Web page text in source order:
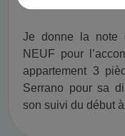
Je donne la note
NEUF pour
appartement 3
Serrano pour sa
son suivi du début